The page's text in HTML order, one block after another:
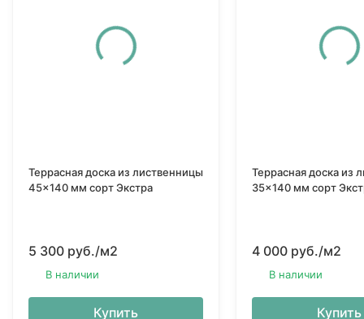
Террасная доска из лиственницы
45x140 мм сорт Экстра
5 300 руб./м2
В наличии
Купить
Террасная доска из
35x140 мм сорт
4 000 руб./м2
В наличии
Купить